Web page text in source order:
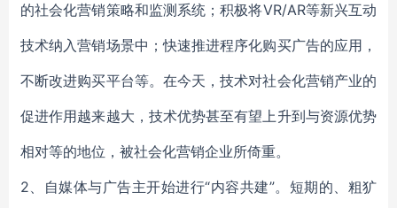
的社会化营销策略和监测系统；积极将VR/AR等新兴互动
技术纳入营销场景中；快速推进程序化购买广告的应用，
不断改进购买平台等。在今天，技术对社会化营销产业的
促进作用越来越大，技术优势甚至有望上升到与资源优势
相对等的地位，被社会化营销企业所倚重。
2、自媒体与广告主开始进行“内容共建”。短期的、粗犷